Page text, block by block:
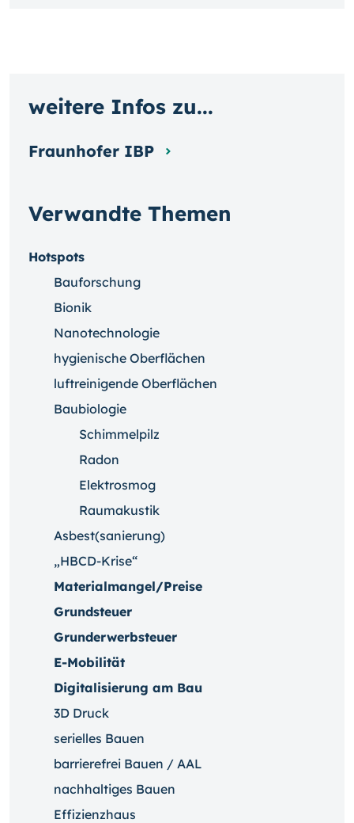
Verwandte Themen
Hotspots
Bauforschung
Bionik
Nanotechnologie
hygienische Oberflächen
luftreinigende Oberflächen
Baubiologie
Schimmelpilz
Radon
Elektrosmog
Raumakustik
Asbest(sanierung)
„HBCD-Krise“
Materialmangel/Preise
Grundsteuer
Grunderwerbsteuer
E-Mobilität
Digitalisierung am Bau
3D Druck
serielles Bauen
barrierefrei Bauen / AAL
nachhaltiges Bauen
Effizienzhaus
weitere Infos zu...
Fraunhofer IBP